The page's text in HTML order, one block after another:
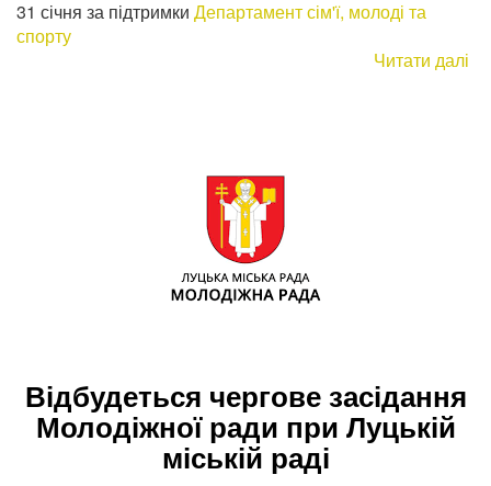
31 січня за підтримки Департамент сім'ї, молоді та
спорту
Читати далі
Відбудеться чергове засідання
Молодіжної ради при Луцькій
міській раді